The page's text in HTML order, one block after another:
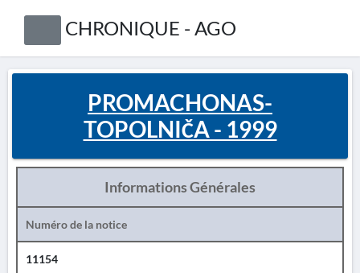
CHRONIQUE - AGO
PROMACHONAS-
TOPOLNIČA - 1999
Informations Générales
Numéro de la notice
11154